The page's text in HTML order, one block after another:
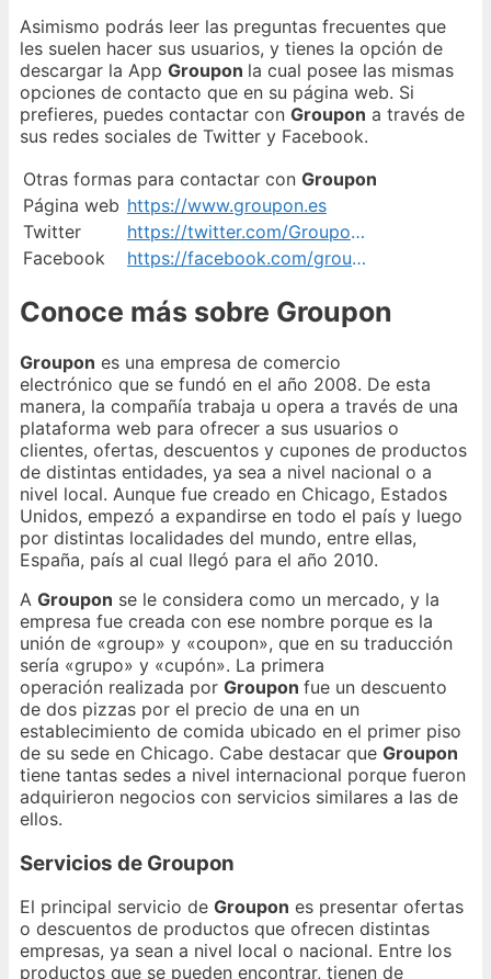
Asimismo podrás leer las preguntas frecuentes que
les suelen hacer sus usuarios, y tienes la opción de
descargar la App Groupon la cual posee las mismas
opciones de contacto que en su página web. Si
prefieres, puedes contactar con Groupon a través de
sus redes sociales de Twitter y Facebook.
Otras formas para contactar con Groupon
Página web https://www.groupon.es
Twitter
https://twitter.com/Groupon_es
Facebook
https://facebook.com/groupon.es
Conoce más sobre Groupon
Groupon es una empresa de comercio
electrónico que se fundó en el año 2008. De esta
manera, la compañía trabaja u opera a través de una
plataforma web para ofrecer a sus usuarios o
clientes, ofertas, descuentos y cupones de productos
de distintas entidades, ya sea a nivel nacional o a
nivel local. Aunque fue creado en Chicago, Estados
Unidos, empezó a expandirse en todo el país y luego
por distintas localidades del mundo, entre ellas,
España, país al cual llegó para el año 2010.
A Groupon se le considera como un mercado, y la
empresa fue creada con ese nombre porque es la
unión de «group» y «coupon», que en su traducción
sería «grupo» y «cupón». La primera
operación realizada por Groupon fue un descuento
de dos pizzas por el precio de una en un
establecimiento de comida ubicado en el primer piso
de su sede en Chicago. Cabe destacar que Groupon
tiene tantas sedes a nivel internacional porque fueron
adquirieron negocios con servicios similares a las de
ellos.
Servicios de Groupon
El principal servicio de Groupon es presentar ofertas
o descuentos de productos que ofrecen distintas
empresas, ya sean a nivel local o nacional. Entre los
productos que se pueden encontrar, tienen de